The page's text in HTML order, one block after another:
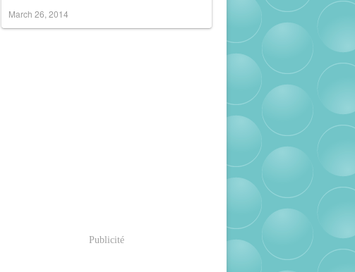
March 26, 2014
Publicité